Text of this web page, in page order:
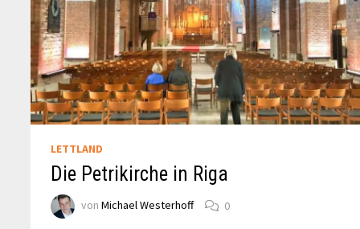
LETTLAND
Die Petrikirche in Riga
vonMichael Westerhoff 0